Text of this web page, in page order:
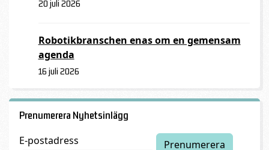
20 juli 2026
Robotikbranschen enas om en gemensam
agenda
16 juli 2026
Prenumerera Nyhetsinlägg
E-postadress